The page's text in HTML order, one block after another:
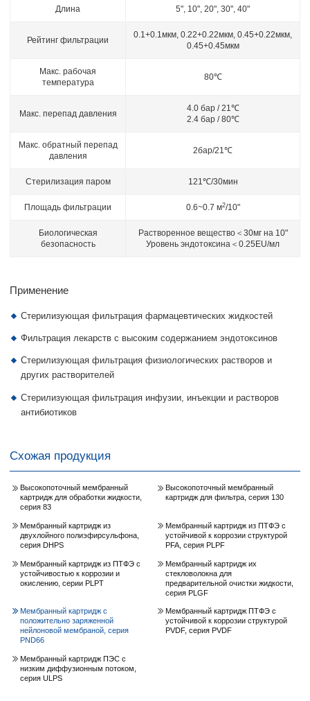
Длина 5", 10", 20", 30", 40"
Рейтинг фильтрации
0.1+0.1мкм, 0.22+0.22мкм, 0.45+0.22мкм,
0.45+0.45мкм
Макс. рабочая
температура
80℃
Макс. перепад давления
4.0 бар / 21℃
2.4 бар / 80℃
Макс. обратный перепад
давления
2бар/21℃
Стерилизация паром 121℃/30мин
Площадь фильтрации 0.6~0.7 м2/10"
Биологическая
безопасность
Растворенное вещество＜30мг на 10"
Уровень эндотоксина＜0.25EU/мл
Применение
Стерилизующая фильтрация фармацевтических жидкостей
Фильтрация лекарств с высоким содержанием эндотоксинов
Стерилизующая фильтрация физиологических растворов и
других растворителей
Стерилизующая фильтрация инфузии, инъекции и растворов
антибиотиков
Схожая продукция
Высокопоточный мембранный
картридж для обработки жидкости,
серия 83
Высокопоточный мембранный
картридж для фильтра, серия 130
Мембранный картридж из
двухлойного полиэфирсульфона,
серия DHPS
Мембранный картридж из ПТФЭ с
устойчивой к коррозии структурой
PFA, серия PLPF
Мембранный картридж из ПТФЭ с
устойчивостью к коррозии и
окислению, серии PLPT
Мембранный картридж их
стекловолокна для
предварительной очистки жидкости,
серия PLGF
Мембранный картридж с
положительно заряженной
нейлоновой мембраной, серия
PND66
Мембранный картридж ПТФЭ с
устойчивой к коррозии структурой
PVDF, серия PVDF
Мембранный картридж ПЭС с
низким диффузионным потоком,
серия ULPS